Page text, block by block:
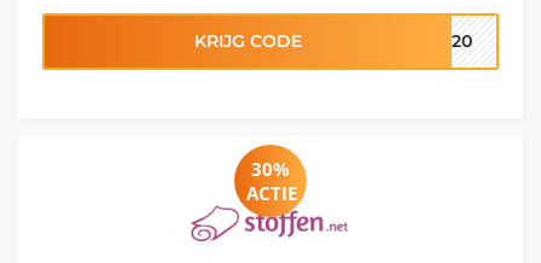
KRIJG CODE SS20
30%
ACTIE